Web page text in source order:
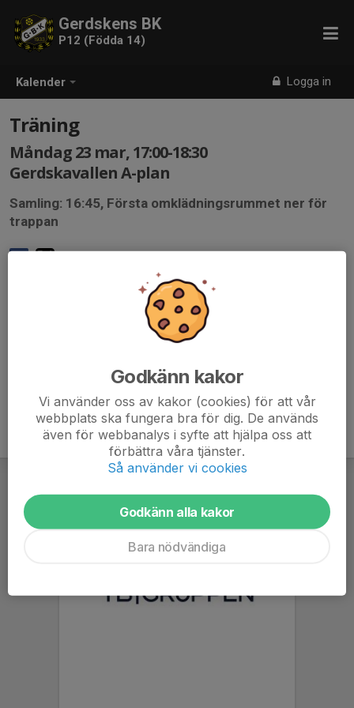
Kalender Logga in
Gerdskens BK
P12 (Födda 14)
Träning
Måndag 23 mar, 17:00-18:30
Gerdskavallen A-plan
Samling: 16:45, Första omklädningsrummet ner för
trappan
Godkänn kakor
Vi använder oss av kakor (cookies) för att vår
webbplats ska fungera bra för dig. De används
även för webbanalys i syfte att hjälpa oss att
förbättra våra tjänster.
Så använder vi cookies
Godkänn alla kakor
Bara nödvändiga